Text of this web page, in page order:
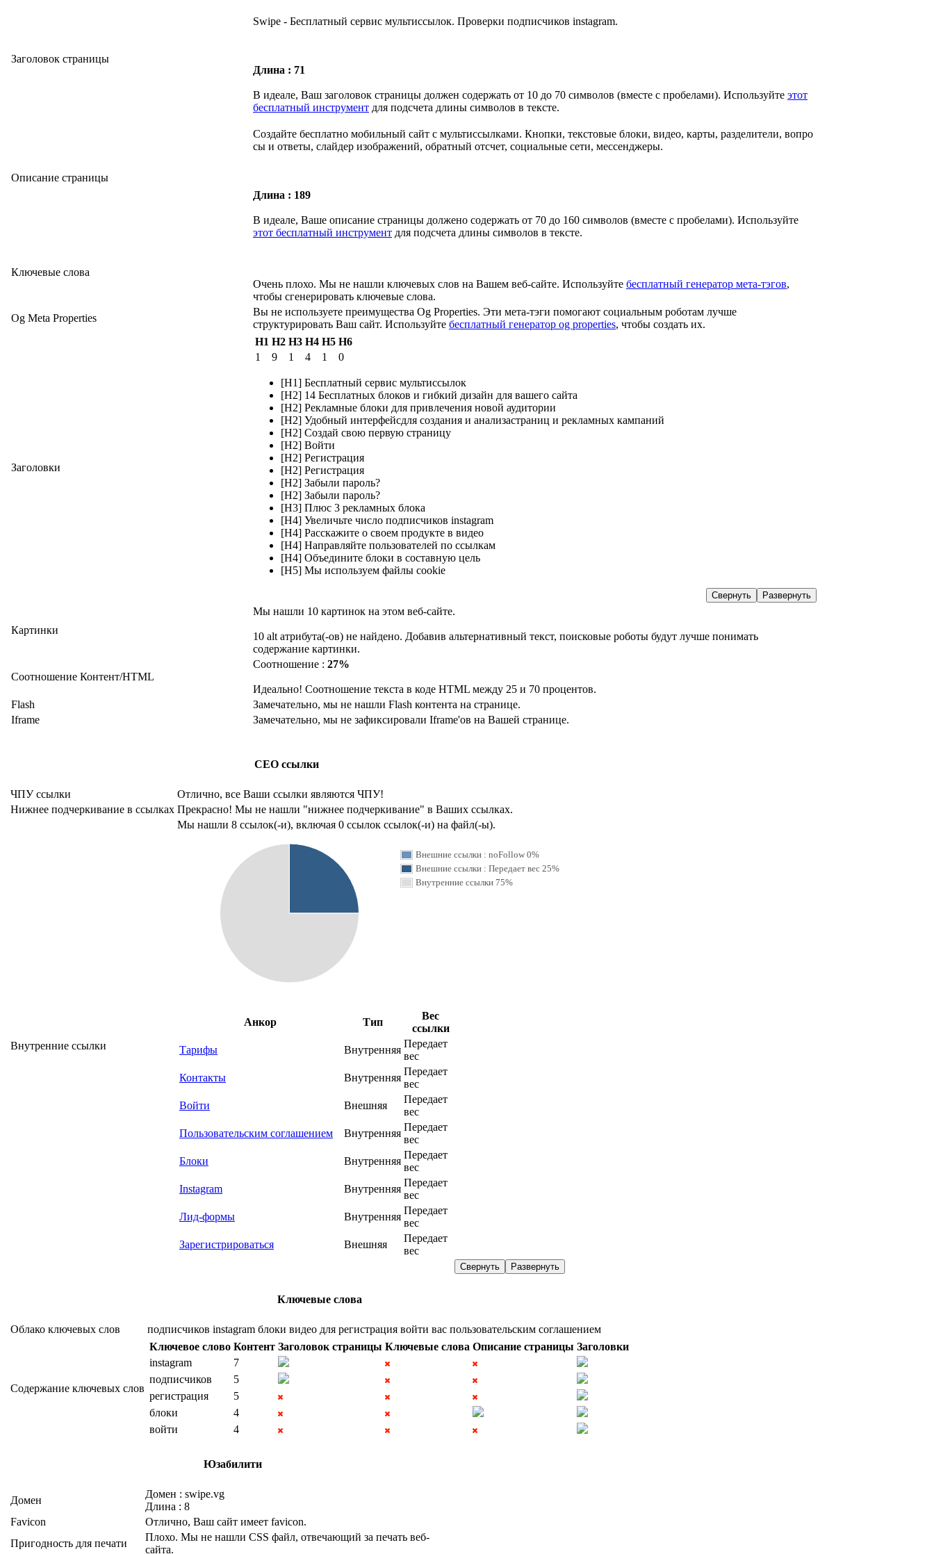
Заголовок страницы
Swipe - Бесплатный сервис мультиссылок. Проверки подписчиков instagram.
Длина : 71
В идеале, Ваш заголовок страницы должен содержать от 10 до 70 символов (вместе с пробелами). Используйте этот
бесплатный инструмент для подсчета длины символов в тексте.
Описание страницы
Создайте бесплатно мобильный сайт с мультиссылками. Кнопки, текстовые блоки, видео, карты, разделители, вопро
сы и ответы, слайдер изображений, обратный отсчет, социальные сети, мессенджеры.
Длина : 189
В идеале, Ваше описание страницы должено содержать от 70 до 160 символов (вместе с пробелами). Используйте
этот бесплатный инструмент для подсчета длины символов в тексте.
Ключевые слова
Очень плохо. Мы не нашли ключевых слов на Вашем веб-сайте. Используйте бесплатный генератор мета-тэгов,
чтобы сгенерировать ключевые слова.
Og Meta Properties
Вы не используете преимущества Og Properties. Эти мета-тэги помогают социальным роботам лучше
структурировать Ваш сайт. Используйте бесплатный генератор og properties, чтобы создать их.
Заголовки
H1 H2 H3 H4 H5 H6
1
9 1 4 1 0
[H1] Бесплатный сервис мультиссылок
[H2] 14 Бесплатных блоков и гибкий дизайн для вашего сайта
[H2] Рекламные блоки для привлечения новой аудитории
[H2] Удобный интерфейсдля создания и анализастраниц и рекламных кампаний
[H2] Создай свою первую страницу
[H2] Войти
[H2] Регистрация
[H2] Регистрация
[H2] Забыли пароль?
[H2] Забыли пароль?
[H3] Плюс 3 рекламных блока
[H4] Увеличьте число подписчиков instagram
[H4] Расскажите о своем продукте в видео
[H4] Направляйте пользователей по ссылкам
[H4] Объедините блоки в составную цель
[H5] Мы используем файлы cookie
Развернуть
Свернуть
Картинки
Мы нашли 10 картинок на этом веб-сайте.
10 alt атрибута(-ов) не найдено. Добавив альтернативный текст, поисковые роботы будут лучше понимать
содержание картинки.
Соотношение Контент/HTML
Соотношение : 27%
Идеально! Соотношение текста в коде HTML между 25 и 70 процентов.
Flash
Замечательно, мы не нашли Flash контента на странице.
Iframe
Замечательно, мы не зафиксировали Iframe'ов на Вашей странице.
СЕО ссылки
ЧПУ ссылки
Отлично, все Ваши ссылки являются ЧПУ!
Нижнее подчеркивание в ссылках Прекрасно! Мы не нашли "нижнее подчеркивание" в Ваших ссылках.
Внутренние ссылки
Мы нашли 8 ссылок(-и), включая 0 ссылок ссылок(-и) на файл(-ы).
Внешние ссылки : noFollow 0%
Внешние ссылки : Передает вес 25%
Внутренние ссылки 75%
Анкор Тип
Вес
ссылки
Тарифы
Внутренняя
Передает
вес
Контакты
Внутренняя
Передает
вес
Войти
Внешняя
Передает
вес
Пользовательским соглашением
Внутренняя
Передает
вес
Блоки
Внутренняя
Передает
вес
Instagram
Внутренняя
Передает
вес
Лид-формы
Внутренняя
Передает
вес
Зарегистрироваться
Внешняя
Передает
вес
Развернуть
Свернуть
Ключевые слова
Облако ключевых слов подписчиков instagram блоки видео для регистрация войти вас пользовательским соглашением
Содержание ключевых слов
Ключевое слово Контент Заголовок страницы Ключевые слова Описание страницы Заголовки
instagram
7
подписчиков
5
регистрация
5
блоки
4
войти
4
Юзабилити
Домен
Домен : swipe.vg
Длина : 8
Favicon
Отлично, Ваш сайт имеет favicon.
Пригодность для печати
Плохо. Мы не нашли CSS файл, отвечающий за печать веб-
сайта.